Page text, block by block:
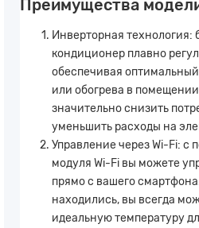
Преимущества
Инверторная технология:
кондиционер плавно
обеспечивая
или обогрева в
значительно снизить
уменьшить расходы на
Управление через Wi-Fi: с
модуля Wi-Fi вы можете
прямо с вашего
находились, вы всегда
идеальную температуру